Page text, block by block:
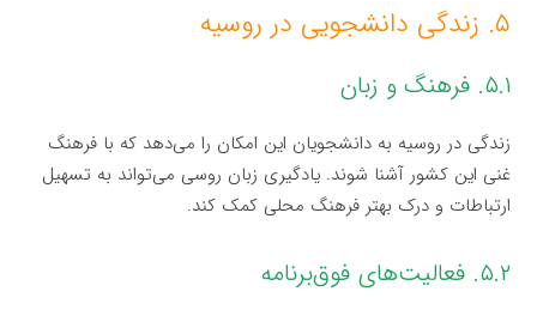
۵. زندگی دانشجویی در روسیه
۵.۱. فرهنگ و زبان
زندگی در روسیه به دانشجویان این امکان را می‌دهد که با فرهنگ
غنی این کشور آشنا شوند. یادگیری زبان روسی می‌تواند به تسهیل
ارتباطات و درک بهتر فرهنگ محلی کمک کند.
۵.۲. فعالیت‌های فوق‌برنامه